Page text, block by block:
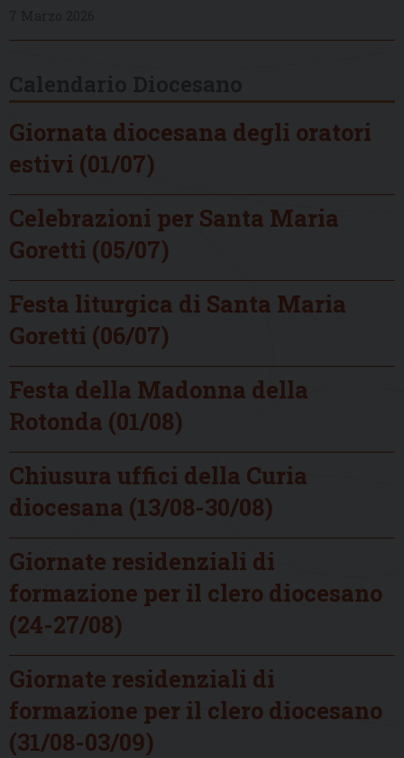
Giornata diocesana degli oratori
estivi (01/07)
Celebrazioni per Santa Maria
Goretti (05/07)
Festa liturgica di Santa Maria
Goretti (06/07)
Festa della Madonna della
Rotonda (01/08)
Chiusura uffici della Curia
diocesana (13/08-30/08)
Giornate residenziali di
formazione per il clero diocesano
(24-27/08)
Giornate residenziali di
formazione per il clero diocesano
(31/08-03/09)